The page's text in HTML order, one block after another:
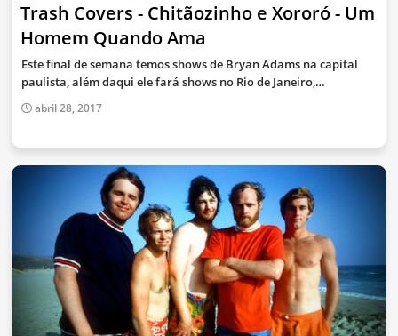
Trash Covers - Chitãozinho e Xororó - Um
Homem Quando Ama
Este final de semana temos shows de Bryan Adams na capital
paulista, além daqui ele fará shows no Rio de Janeiro,…
abril 28, 2017